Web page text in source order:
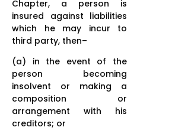
Chapter, a person is
insured against liabilities
which he may incur to
third party, then–
(a) in the event of the
person becoming
insolvent or making a
composition or
arrangement with his
creditors; or